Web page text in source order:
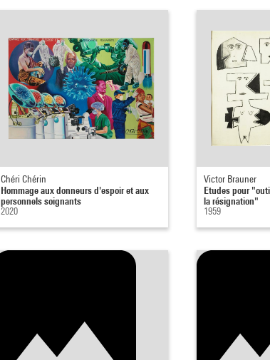
Chéri Chérin
Hommage aux donneurs d'espoir et aux
personnels soignants
2020
Victor Brauner
Etudes pour
la résignation"
1959